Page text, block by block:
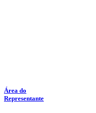
Área do
Representante